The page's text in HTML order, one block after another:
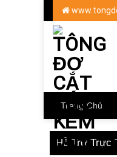
to
content
Trang Chủ
Hỗ Trợ Trực